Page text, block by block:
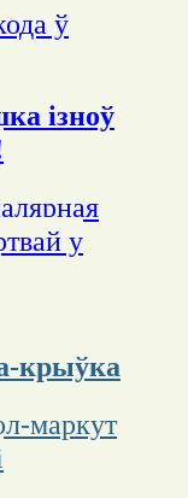
ў
ізноў
у
крыўка
маркут